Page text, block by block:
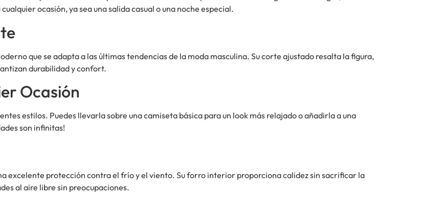
ocasión, ya sea una salida casual o una noche especial.
que se adapta a las últimas tendencias de la moda masculina. Su corte ajustado resalta la figura,
durabilidad y confort.
Ocasión
estilos. Puedes llevarla sobre una camiseta básica para un look más relajado o añadirla a una
son infinitas!
excelente protección contra el frío y el viento. Su forro interior proporciona calidez sin sacrificar la
al aire libre sin preocupaciones.